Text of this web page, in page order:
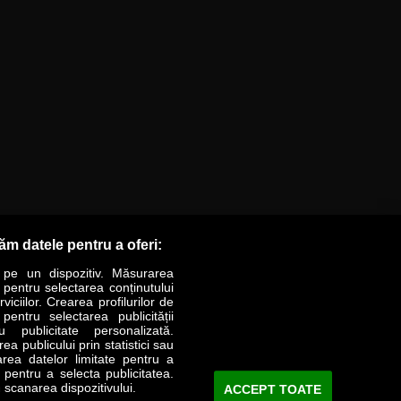
LIFESTYLE SPECIAL OPINII
Revista Business Magazin
datele pentru a oferi:
un dispozitiv. Măsurarea
selectarea conținutului
Crearea profilurilor de
selectarea publicității
publicitate personalizată.
publicului prin statistici sau
datelor limitate pentru a
a selecta publicitatea.
dispozitivului.
ACCEPT TOATE